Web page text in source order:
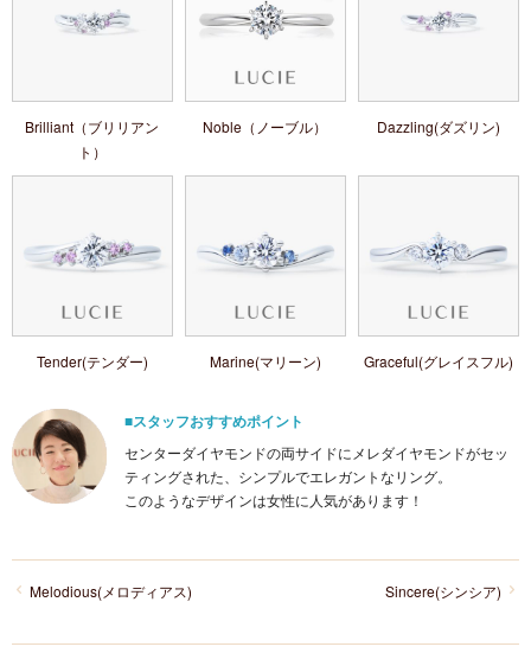
Brilliant（ブリリアン
ト）
Noble（ノーブル） Dazzling(ダズリン)
Tender(テンダー) Marine(マリーン) Graceful(グレイスフル)
■スタッフおすすめポイント
センターダイヤモンドの両サイドにメレダイヤモンドがセッ
ティングされた、シンプルでエレガントなリング。
このようなデザインは女性に人気があります！
Sincere(シンシア)
Melodious(メロディアス)